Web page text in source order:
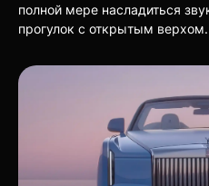
полной мере насладиться
прогулок с открытым верхом.